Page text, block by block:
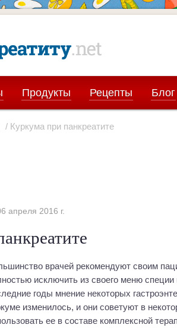
Продукты Рецепты Блог
/ Куркума при панкреатите
апреля 2016 г.
врачей рекомендуют своим
исключить из своего меню
годы мнение некоторых
изменилось, и они советуют в
ее в составе комплексной